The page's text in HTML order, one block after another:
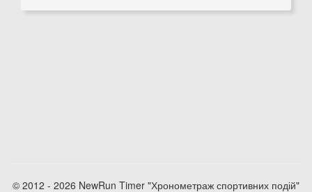
© 2012 - 2026 NewRun Timer "Хронометраж спортивних подій"